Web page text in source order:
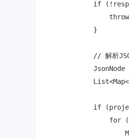
if
            }
// 解析
JsonNode
if
for